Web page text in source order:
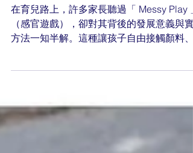
兒成長
在育兒路上，許多家長聽過「 Messy Play 」